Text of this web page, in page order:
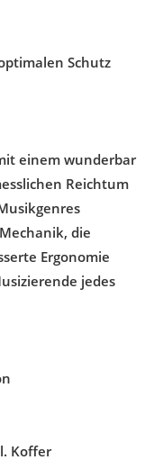
Schutz
einem wunderbar
Reichtum
die
Ergonomie
jedes
Koffer